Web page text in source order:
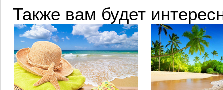
Также вам будет